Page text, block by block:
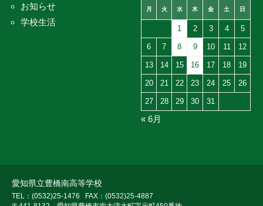
お知らせ
学校生活
月 火 水 木 金 土 日
1 2 3 4 5
6 7 8 9 10 11 12
13 14 15 16 17 18 19
20 21 22 23 24 25 26
27 28 29 30 31
« 6月
愛知県立豊橋南高等学校
TEL：(0532)25-1476
FAX：(0532)25-4887